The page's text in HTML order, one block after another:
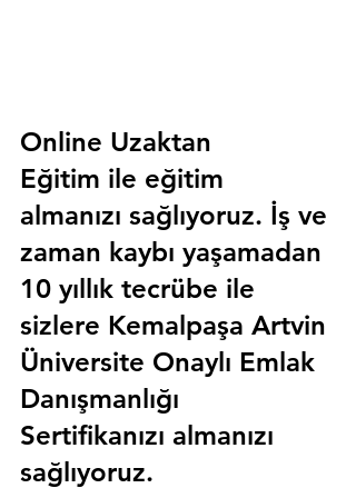
Online Uzaktan
Eğitim ile eğitim
almanızı sağlıyoruz. İş ve
zaman kaybı yaşamadan
10 yıllık tecrübe ile
sizlere Kemalpaşa Artvin
Üniversite Onaylı Emlak
Danışmanlığı
Sertifikanızı almanızı
sağlıyoruz.